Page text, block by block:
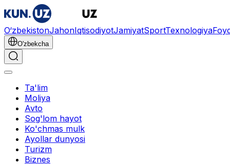
O‘zbekistonJahonIqtisodiyotJamiyatSportTexnologiya
O'zbekcha
Ta'lim
Moliya
Avto
Sog'lom hayot
Ko'chmas mulk
Ayollar dunyosi
Turizm
Biznes